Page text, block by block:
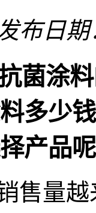
布日期
菌涂
多少
产品
售量